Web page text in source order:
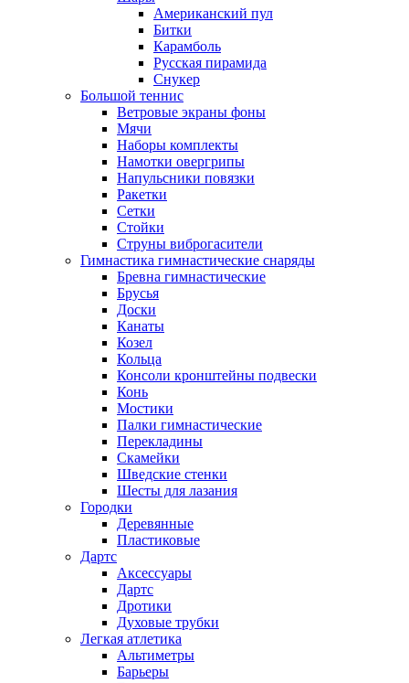
Американский пул
Битки
Карамболь
Русская пирамида
Снукер
Большой теннис
Ветровые экраны фоны
Мячи
Наборы комплекты
Намотки овергрипы
Напульсники повязки
Ракетки
Сетки
Стойки
Струны виброгасители
Гимнастика гимнастические снаряды
Бревна гимнастические
Брусья
Доски
Канаты
Козел
Кольца
Консоли кронштейны подвески
Конь
Мостики
Палки гимнастические
Перекладины
Скамейки
Шведские стенки
Шесты для лазания
Городки
Деревянные
Пластиковые
Дартс
Аксессуары
Дартс
Дротики
Духовые трубки
Легкая атлетика
Альтиметры
Барьеры